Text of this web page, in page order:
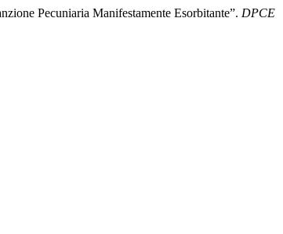
Pecuniaria Manifestamente Esorbitante”. DPCE